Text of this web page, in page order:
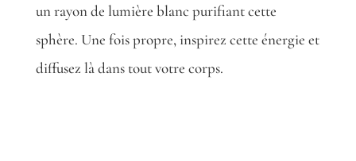
un rayon de lumière blanc purifiant cette
sphère. Une fois propre, inspirez cette énergie et
diffusez là dans tout votre corps.